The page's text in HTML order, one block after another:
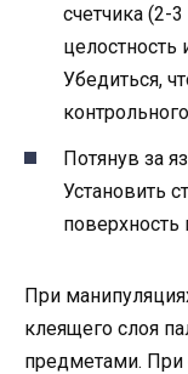
счетчика (2-
целостность
Убедиться,
Потянув за
Установить
При
клеящего слоя
предметами. При